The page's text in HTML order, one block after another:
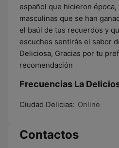
español que hicieron
masculinas que se han
el baúl de tus recuerdos y
escuches sentirás el sabor
Deliciosa, Gracias por tu
recomendación
Frecuencias La
Ciudad Delicias: Online
Contactos